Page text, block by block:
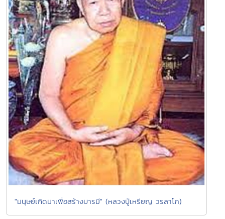
"มนุษย์เกิดมาเพื่อสร้างบารมี" (หลวงปู่เหรียญ วรลาโภ)